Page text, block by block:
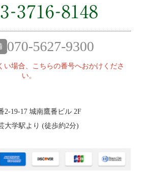
070-5627-9300
場合、こちらの番号へおかけくださ
い。
2‐19‐17 城南鷹番ビル 2F
大学駅より (徒歩約2分)